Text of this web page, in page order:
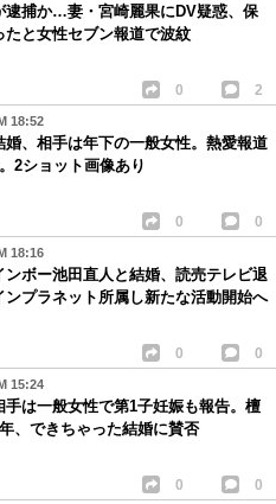
逮捕か…妻・宮崎麗果にDV疑惑、保
たと女性セブン報道で波紋
0 2
18:52
婚、相手は年下の一般女性。熱愛報道
2ショット画像あり
0 0
18:16
ボー池田直人と結婚、読売テレビ退
ンプラネット所属し新たな活動開始へ
0 0
15:24
手は一般女性で第1子妊娠も報告。檀
、できちゃった結婚に賛否
0 0